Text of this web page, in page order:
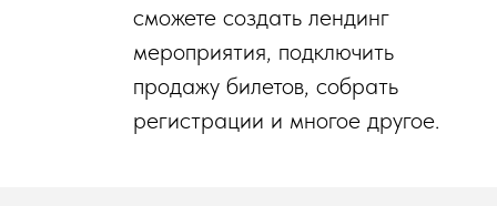
сможете создать лендинг
мероприятия, подключить
продажу билетов, собрать
регистрации и многое другое.